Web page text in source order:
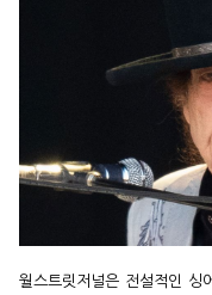
월스트릿저널은 전설적인 싱